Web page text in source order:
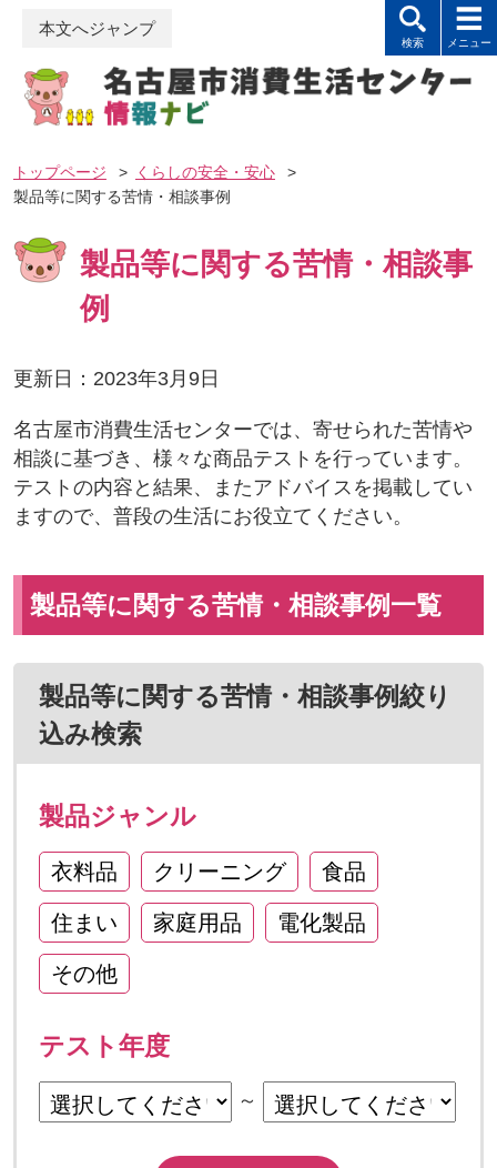
本文へジャンプ
トップページ > くらしの安全・安心
>
製品等に関する苦情・相談事例
製品等に関する苦情・相談事
例
更新日：2023年3月9日
名古屋市消費生活センターでは、寄せられた苦情や
相談に基づき、様々な商品テストを行っています。
テストの内容と結果、またアドバイスを掲載してい
ますので、普段の生活にお役立てください。
製品等に関する苦情・相談事例一覧
製品等に関する苦情・相談事例絞り
込み検索
製品ジャンル
衣料品 クリーニング
食品
住まい
家庭用品
電化製品
その他
テスト年度
～